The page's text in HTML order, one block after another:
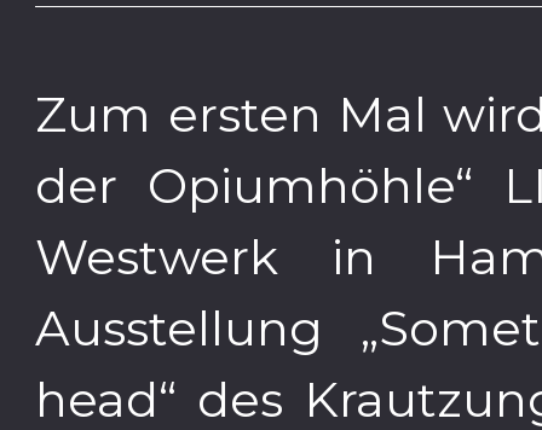
Zum ersten Mal
der Opiumhöhle“
Westwerk in
Ausstellung
head“ des